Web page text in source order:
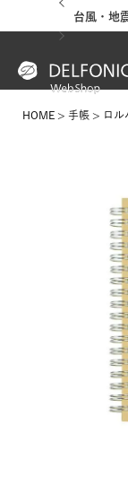
台風・地
HOME 手帳 ロル